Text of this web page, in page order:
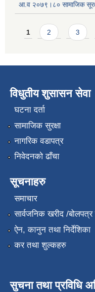
आ.व २०७९।८० सामाजिक
Pages
1 2 3
विधुतीय शुसासन सेवा
घटना दर्ता
सामाजिक सुरक्षा
नागरिक वडापत्र
निवेदनको ढाँचा
सूचनाहरु
समाचार
सार्वजनिक खरीद /
ऐन, कानुन तथा निर्देशिका
कर तथा शुल्कहरु
सुचना तथा प्रविधि